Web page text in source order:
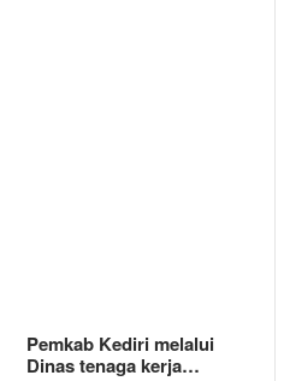
Pemkab Kediri melalui
Dinas tenaga kerja…